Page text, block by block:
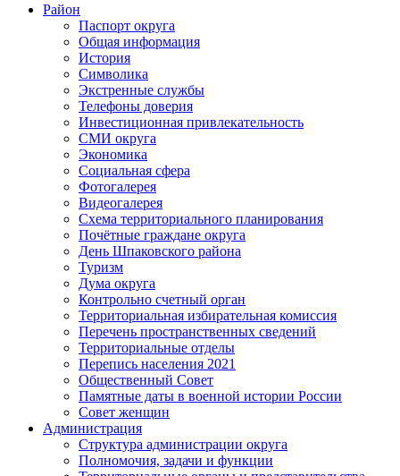
Район
Паспорт округа
Общая информация
История
Символика
Экстренные службы
Телефоны доверия
Инвестиционная привлекательность
СМИ округа
Экономика
Социальная сфера
Фотогалерея
Видеогалерея
Схема территориального планирования
Почётные граждане округа
День Шпаковского района
Туризм
Дума округа
Контрольно счетный орган
Территориальная избирательная комиссия
Перечень пространственных сведений
Территориальные отделы
Перепись населения 2021
Общественный Совет
Памятные даты в военной истории России
Совет женщин
Администрация
Структура администрации округа
Полномочия, задачи и функции